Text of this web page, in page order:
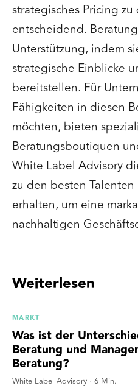
strategisches Pricing
entscheidend.
Unterstützung, indem
strategische Einblicke
bereitstellen. Für
Fähigkeiten in diesen
möchten, bieten
Beratungsboutiquen
White Label Advisory
zu den besten Talenten
erhalten, um eine
nachhaltigen
Weiterlesen
MARKT
Was ist der
Beratung und
Beratung?
White Label Advisory · 6 Min.